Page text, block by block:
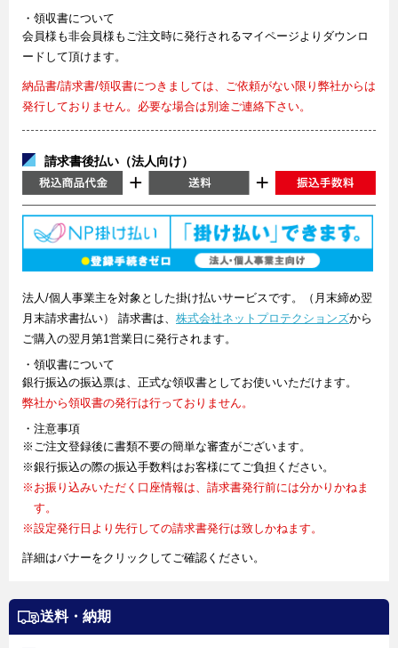
・領収書について
会員様も非会員様もご注文時に発行されるマイページよりダウンロ
ードして頂けます。
納品書/請求書/領収書につきましては、ご依頼がない限り弊社からは
発行しておりません。必要な場合は別途ご連絡下さい。
請求書後払い（法人向け）
法人/個人事業主を対象とした掛け払いサービスです。（月末締め翌
月末請求書払い） 請求書は、 株式会社ネットプロテクションズから
ご購入の翌月第1営業日に発行されます。
・領収書について
銀行振込の振込票は、正式な領収書としてお使いいただけます。
弊社から領収書の発行は行っておりません。
・注意事項
※ご注文登録後に書類不要の簡単な審査がございます。
※銀行振込の際の振込手数料はお客様にてご負担ください。
※お振り込みいただく口座情報は、請求書発行前には分かりかねま
す。
※設定発行日より先行しての請求書発行は致しかねます。
詳細はバナーをクリックしてご確認ください。
送料・納期